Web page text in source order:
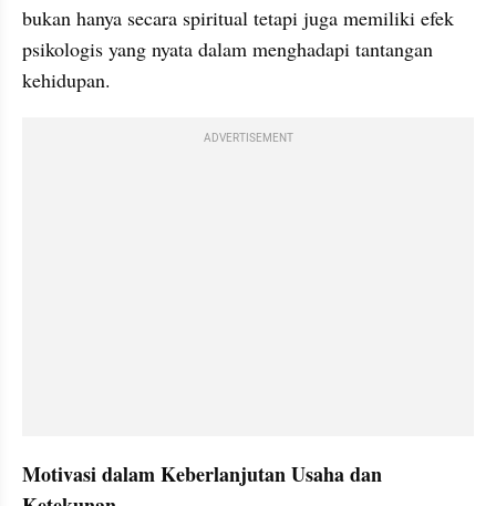
bukan hanya secara spiritual tetapi juga memiliki efek
psikologis yang nyata dalam menghadapi tantangan
kehidupan.
ADVERTISEMENT
Motivasi dalam Keberlanjutan Usaha dan